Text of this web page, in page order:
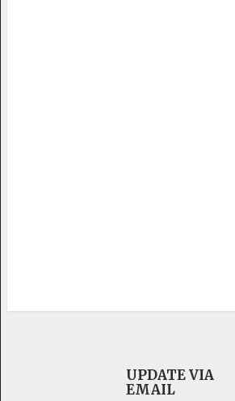
UPDATE VIA
EMAIL